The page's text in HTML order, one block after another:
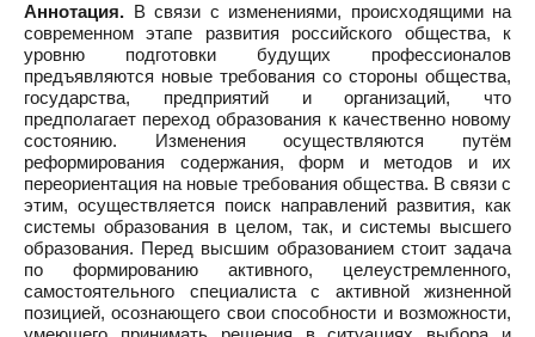
Аннотация. В связи с изменениями, происходящими на
современном этапе развития российского общества, к
уровню подготовки будущих профессионалов
предъявляются новые требования со стороны общества,
государства, предприятий и организаций, что
предполагает переход образования к качественно новому
состоянию. Изменения осуществляются путём
реформирования содержания, форм и методов и их
переориентация на новые требования общества. В связи с
этим, осуществляется поиск направлений развития, как
системы образования в целом, так, и системы высшего
образования. Перед высшим образованием стоит задача
по формированию активного, целеустремленного,
самостоятельного специалиста с активной жизненной
позицией, осознающего свои способности и возможности,